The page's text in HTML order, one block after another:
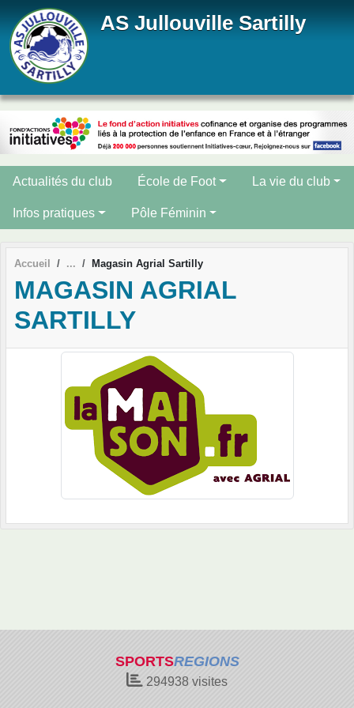
AS Jullouville Sartilly
Actualités du club École de Foot La vie du club
Infos pratiques Pôle Féminin
Accueil Magasin Agrial Sartilly
MAGASIN AGRIAL
SARTILLY
SPORTSREGIONS
294938 visites
Panneau de gestion des cookies